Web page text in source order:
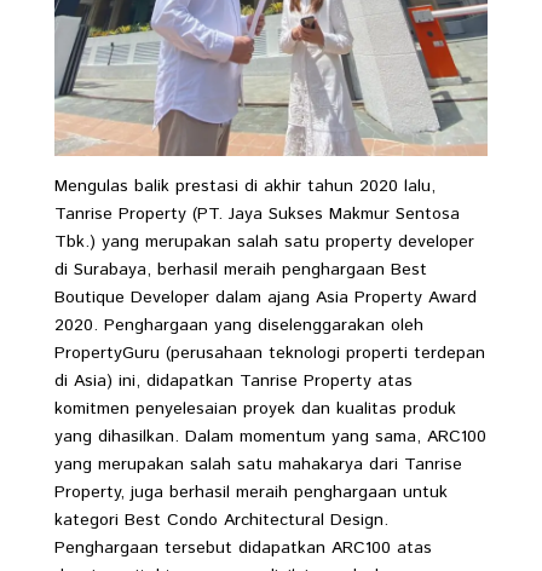
Mengulas balik prestasi di akhir tahun 2020 lalu,
Tanrise Property (PT. Jaya Sukses Makmur Sentosa
Tbk.) yang merupakan salah satu property developer
di Surabaya, berhasil meraih penghargaan Best
Boutique Developer dalam ajang Asia Property Award
2020. Penghargaan yang diselenggarakan oleh
PropertyGuru (perusahaan teknologi properti terdepan
di Asia) ini, didapatkan Tanrise Property atas
komitmen penyelesaian proyek dan kualitas produk
yang dihasilkan. Dalam momentum yang sama, ARC100
yang merupakan salah satu mahakarya dari Tanrise
Property, juga berhasil meraih penghargaan untuk
kategori Best Condo Architectural Design.
Penghargaan tersebut didapatkan ARC100 atas